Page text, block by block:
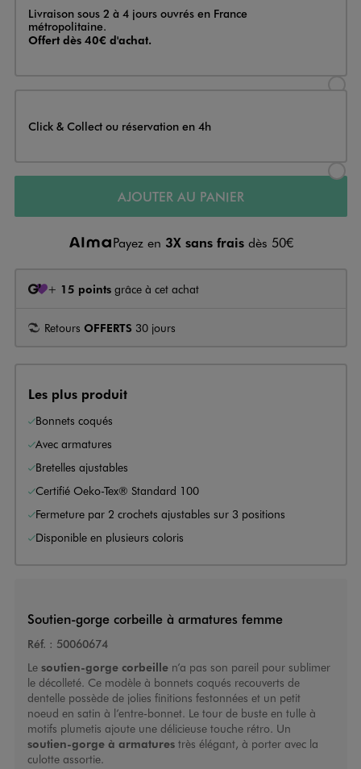
Livraison
Livraison sous 2 à 4 jours ouvrés en France
métropolitaine.
Offert dès 40€ d'achat.
Click & Collect ou réservation en 4h
AJOUTER AU PANIER
Payez en 3X sans frais dès 50€
+ 15 points grâce à cet achat
Retours OFFERTS 30 jours
Les plus produit
Bonnets coqués
Avec armatures
Bretelles ajustables
Certifié Oeko-Tex® Standard 100
Fermeture par 2 crochets ajustables sur 3 positions
Disponible en plusieurs coloris
Soutien-gorge corbeille à armatures femme
Réf. : 50060674
Le soutien-gorge corbeillen’a pas son pareil pour sublimer
le décolleté. Ce modèle à bonnets coqués recouverts de
dentelle possède de jolies finitions festonnées et un petit
noeud en satin à l’entre-bonnet. Le tour de buste en tulle à
motifs plumetis ajoute une délicieuse touche rétro. Un
soutien-gorge à armaturestrès élégant, à porter avec la
culotte assortie.